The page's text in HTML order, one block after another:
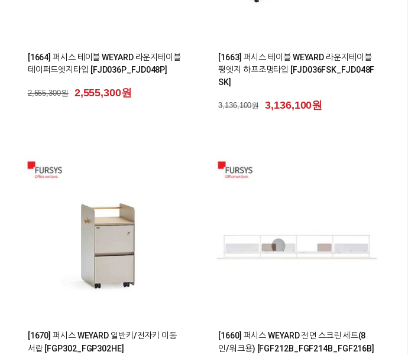
[1664] 퍼시스 테이블 WEYARD 라운지테이블
테이퍼드엣지타입 [FJD036P_FJD048P]
2,555,300원 2,555,300원
[1663] 퍼시스 테이블 WEYARD 라운지테이블
평엣지 하프조명타입 [FJD036FSK_FJD048F
SK]
3,136,100원 3,136,100원
[1670] 퍼시스 WEYARD 일반키/전자키 이동
서랍 [FGP302_FGP302HE]
[1660] 퍼시스 WEYARD 전면 스크린 세트(8
인/워크용) [FGF212B_FGF214B_FGF216B]